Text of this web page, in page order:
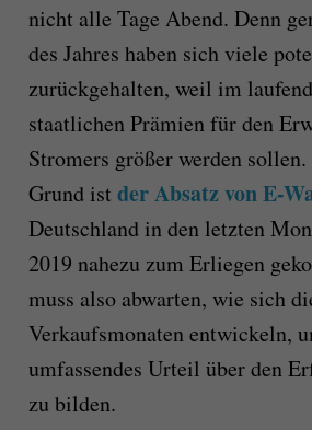
nicht alle Tage Abend. Denn
des Jahres haben sich viele
zurückgehalten, weil im
staatlichen Prämien für den
Stromers größer werden
Grund ist der Absatz von E-
Deutschland in den letzten
2019 nahezu zum Erliegen
muss also abwarten, wie sich
Verkaufsmonaten entwickeln,
umfassendes Urteil über den
zu bilden.